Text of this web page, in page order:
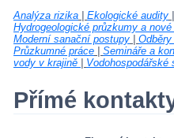
Analýza rizika | Ekologické audity
Hydrogeologické průzkumy a
Moderní sanační postupy |
Průzkumné práce | Semináře a
vody v krajině | Vodohospodářské
Přímé